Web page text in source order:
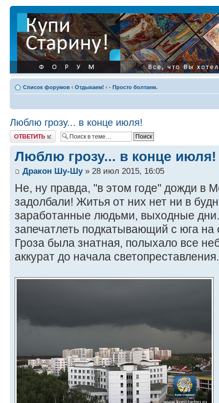
Список форумов ‹ Отдыхаем! ‹ - Просто болтаем.
Люблю грозу... в конце июля!
Ответить
Люблю грозу... в конце июля!
Дракон Шу-Шу» 28 июл 2015, 16:05
Не, ну правда, "в этом годе" дожди в
задолбали! Житья от них нет ни в
заработанные людьми, выходные
запечатлеть подкатывающий с юга на
Гроза была знатная, полыхало все
аккурат до начала светопреставления.